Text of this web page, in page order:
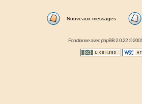
Nouveaux messages
Fonctionne avecphpBB2.0.22 ©